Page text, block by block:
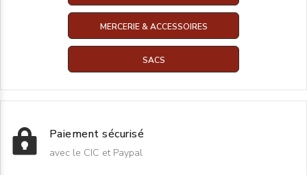
MERCERIE & ACCESSOIRES
SACS
Paiement sécurisé
avec le CIC et Paypal